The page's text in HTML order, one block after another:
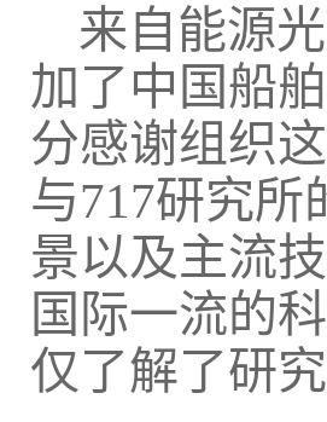
来自能源
加了中国船
分感谢组织
与717研究所
景以及主流
国际一流的
仅了解了研